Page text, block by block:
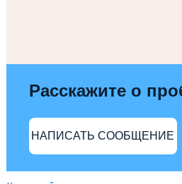
Расскажите о
НАПИСАТЬ СООБЩЕНИЕ